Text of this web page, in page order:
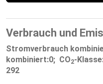
Verbrauch und
Stromverbrauch
kombiniert:0; CO2-
292